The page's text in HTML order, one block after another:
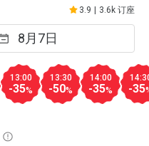
3.9 3.6k 订座
13:00
-35%
13:30
-50%
14:00
-35% -35